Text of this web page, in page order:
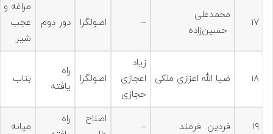
۱۷
محمدعلی
حسین‌زاده
– اصولگرا دور دوم
مراغه و
عجب
شير
۱۸ ضیا الله اعزازی ملکی
زیاد
اعجازی
حجازی
اصولگرا
راه
یافته
بناب
۱۹ فردین فرمند –
اصلاح
راه
میانه